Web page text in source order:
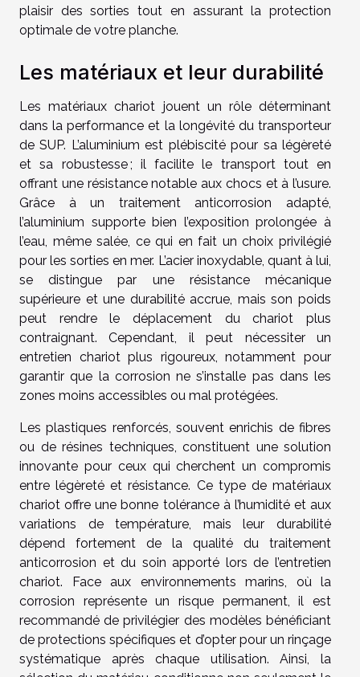
plaisir des sorties tout en assurant la protection
optimale de votre planche.
Les matériaux et leur durabilité
Les matériaux chariot jouent un rôle déterminant
dans la performance et la longévité du transporteur
de SUP. L’aluminium est plébiscité pour sa légèreté
et sa robustesse ; il facilite le transport tout en
offrant une résistance notable aux chocs et à l’usure.
Grâce à un traitement anticorrosion adapté,
l’aluminium supporte bien l’exposition prolongée à
l’eau, même salée, ce qui en fait un choix privilégié
pour les sorties en mer. L’acier inoxydable, quant à lui,
se distingue par une résistance mécanique
supérieure et une durabilité accrue, mais son poids
peut rendre le déplacement du chariot plus
contraignant. Cependant, il peut nécessiter un
entretien chariot plus rigoureux, notamment pour
garantir que la corrosion ne s’installe pas dans les
zones moins accessibles ou mal protégées.
Les plastiques renforcés, souvent enrichis de fibres
ou de résines techniques, constituent une solution
innovante pour ceux qui cherchent un compromis
entre légèreté et résistance. Ce type de matériaux
chariot offre une bonne tolérance à l’humidité et aux
variations de température, mais leur durabilité
dépend fortement de la qualité du traitement
anticorrosion et du soin apporté lors de l’entretien
chariot. Face aux environnements marins, où la
corrosion représente un risque permanent, il est
recommandé de privilégier des modèles bénéficiant
de protections spécifiques et d’opter pour un rinçage
systématique après chaque utilisation. Ainsi, la